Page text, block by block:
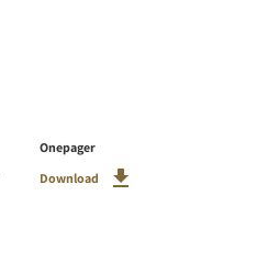
Onepager
Download